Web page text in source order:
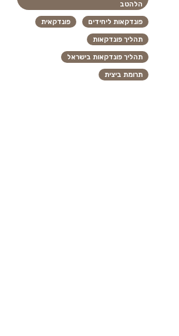
הלהטב
פונדקאות ליחידים פונדקאית
תהליך פונדקאות
תהליך פונדקאות בישראל
תרומת ביצית